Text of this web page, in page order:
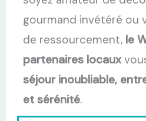
gourmand invétéré ou
de ressourcement, le
partenaires locaux
séjour inoubliable,
et sérénité.